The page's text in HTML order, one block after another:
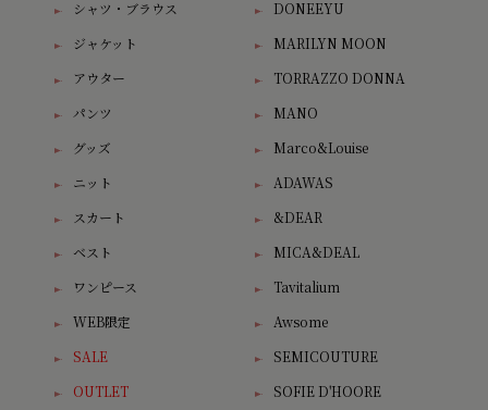
シャツ・ブラウス
ジャケット
アウター
パンツ
グッズ
ニット
スカート
ベスト
ワンピース
WEB限定
SALE
OUTLET
DONEEYU
MARILYN MOON
TORRAZZO DONNA
MANO
Marco&Louise
ADAWAS
&DEAR
MICA&DEAL
Tavitalium
Awsome
SEMICOUTURE
SOFIE D'HOORE